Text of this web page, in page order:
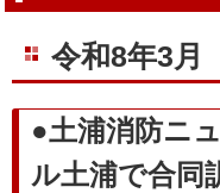
令和8年3月
●土浦消防ニ
ル土浦で合同